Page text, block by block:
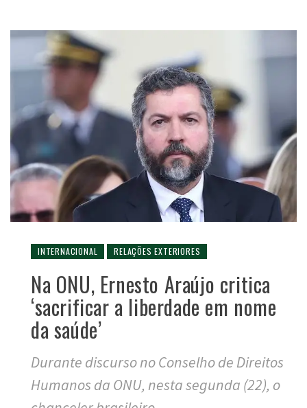
INTERNACIONAL RELAÇÕES EXTERIORES
Na ONU, Ernesto Araújo critica
‘sacrificar a liberdade em nome
da saúde’
Durante discurso no Conselho de Direitos
Humanos da ONU, nesta segunda (22), o